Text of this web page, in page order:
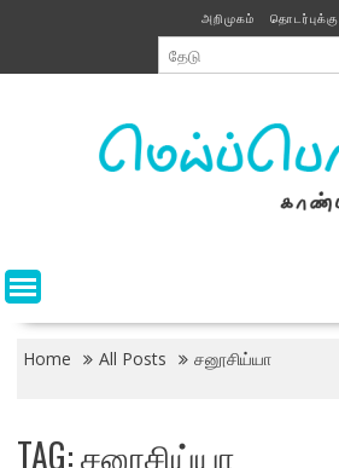
content
அறிமுகம் தொடர்புக்கு
Home All Posts சனூசிய்யா
TAG:சனூசிய்யா